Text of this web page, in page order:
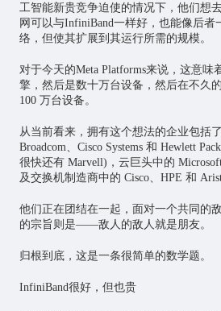
工智能新贵竞争迫使的情况下，他们想
网可以与InfiniBand一样好，也能像后者
络，但使其扩展到其运行所需的规模。
对于今天的Meta Platforms来说，这意味
擎，然后是数十万台设备，然后在不久
100 万台设备。
从当前看来，拥有这个想法的企业包括
Broadcom、Cisco Systems 和 Hewlett
很快还有 Marvell)，云巨头中的
及交换机制造商中的 Cisco、HPE 和
他们正在团结在一起，面对一个共同的
的宗旨则是——敌人的敌人就是朋友。
归根到底，这是一条很简单的数学题。
InfiniBand很好，但也贵